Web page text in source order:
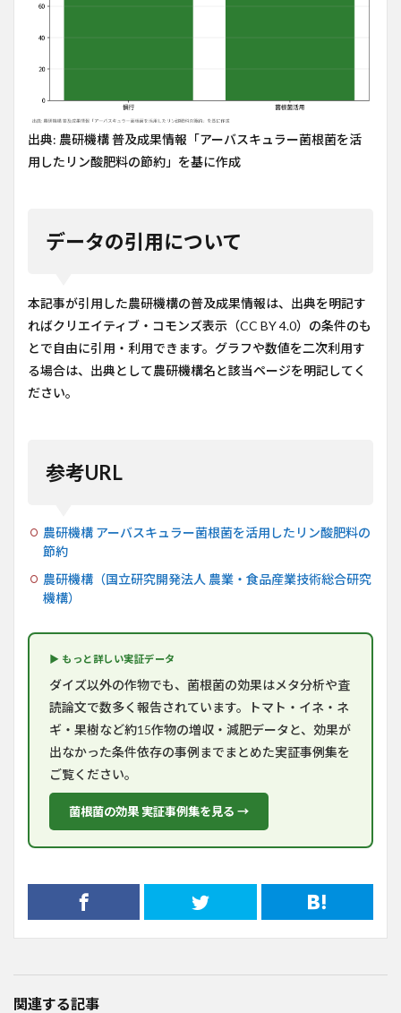
出典: 農研機構 普及成果情報「アーバスキュラー菌根菌を活
用したリン酸肥料の節約」を基に作成
データの引用について
本記事が引用した農研機構の普及成果情報は、出典を明記す
ればクリエイティブ・コモンズ表示（CC BY 4.0）の条件のも
とで自由に引用・利用できます。グラフや数値を二次利用す
る場合は、出典として農研機構名と該当ページを明記してく
ださい。
参考URL
農研機構 アーバスキュラー菌根菌を活用したリン酸肥料の
節約
農研機構（国立研究開発法人 農業・食品産業技術総合研究
機構）
▶ もっと詳しい実証データ
ダイズ以外の作物でも、菌根菌の効果はメタ分析や査
読論文で数多く報告されています。トマト・イネ・ネ
ギ・果樹など約15作物の増収・減肥データと、効果が
出なかった条件依存の事例までまとめた実証事例集を
ご覧ください。
菌根菌の効果 実証事例集を見る →
関連する記事